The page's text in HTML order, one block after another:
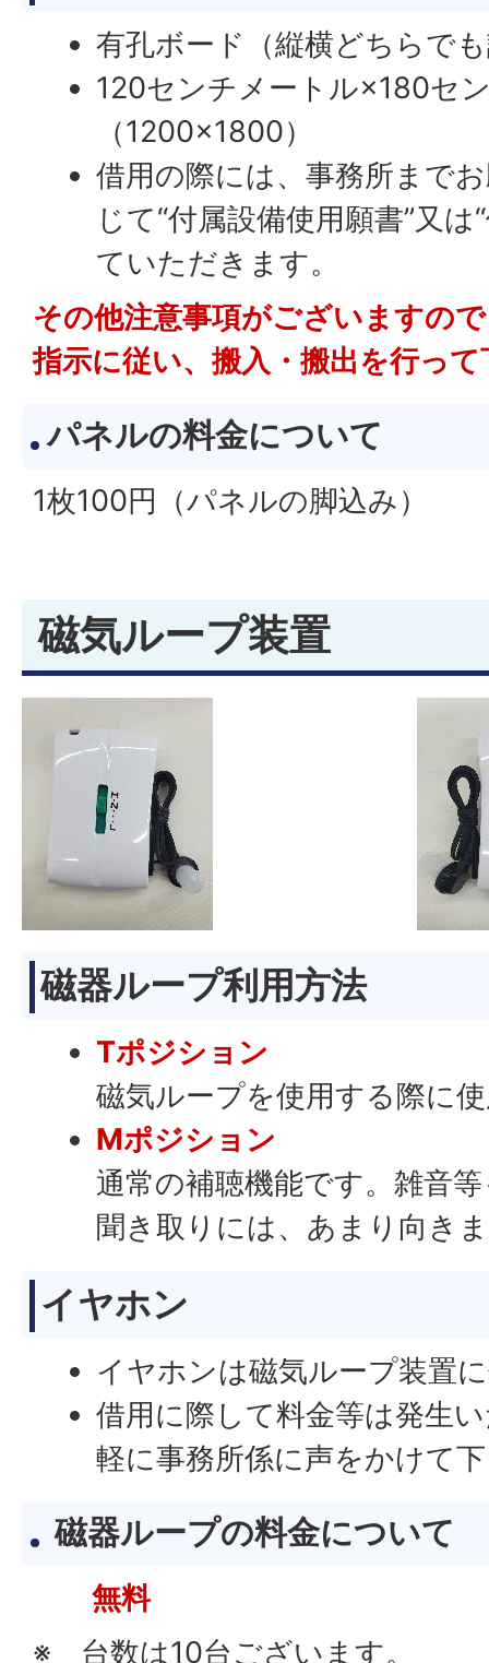
有孔ボード（縦横どちらで
120センチメートル×180セ
（1200×1800）
借用の際には、事務所まで
じて“付属設備使用願書”又
ていただきます。
その他注意事項がございますの
指示に従い、搬入・搬出を行っ
パネルの料金について
1枚100円（パネルの脚込み）
磁気ループ装置
磁器ループ利用方法
Tポジション
磁気ループを使用する際に
Mポジション
通常の補聴機能です。雑音
聞き取りには、あまり向き
イヤホン
イヤホンは磁気ループ装置
借用に際して料金等は発生
軽に事務所係に声をかけて
磁器ループの料金について
無料
※ 台数は10台ございます。